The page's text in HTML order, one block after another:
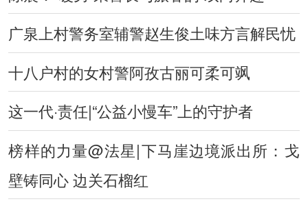
广泉上村警务室辅警赵生俊土味方言解民忧
十八户村的女村警阿孜古丽可柔可飒
这一代·责任|“公益小慢车”上的守护者
榜样的力量@法星|下马崖边境派出所：戈
壁铸同心 边关石榴红